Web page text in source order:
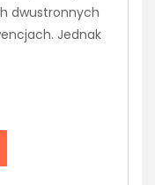
dwustronnych
Jednak